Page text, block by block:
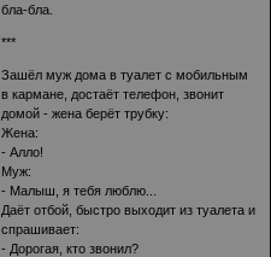
бла-бла.
***
Зашёл муж дома в туалет с мобильным
в кармане, достаёт телефон, звонит
домой - жена берёт трубку:
Жена:
- Алло!
Муж:
- Малыш, я тебя люблю...
Даёт отбой, быстро выходит из туалета и
спрашивает:
- Дорогая, кто звонил?